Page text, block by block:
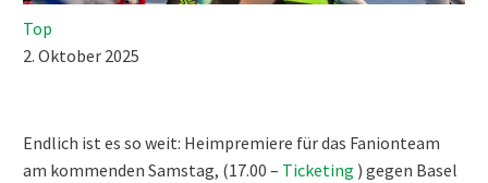
Top
2. Oktober 2025
Endlich ist es so weit: Heimpremiere für das Fanionteam
am kommenden Samstag, (17.00 – Ticketing ) gegen Basel